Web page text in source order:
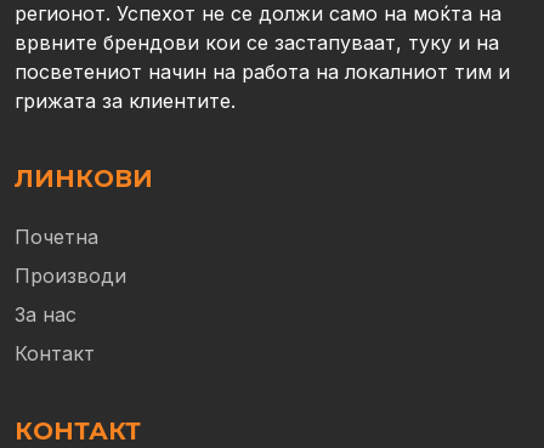
регионот. Успехот не се должи само на моќта на
врвните брендови кои се застапуваат, туку и на
посветениот начин на работа на локалниот тим и
грижата за клиентите.
ЛИНКОВИ
Почетна
Производи
За нас
Контакт
КОНТАКТ